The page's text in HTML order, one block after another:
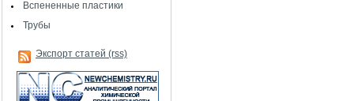
Вспененные пластики
Трубы
Экспорт статей (rss)